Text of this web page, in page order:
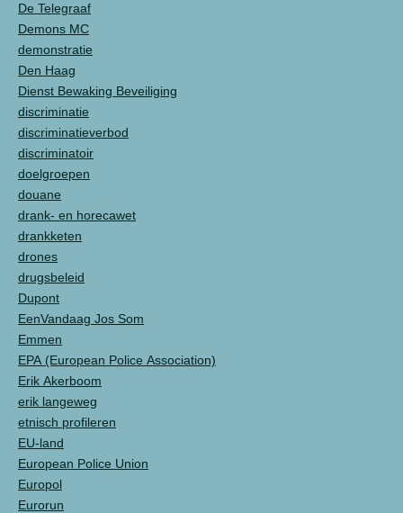
De Telegraaf
Demons MC
demonstratie
Den Haag
Dienst Bewaking Beveiliging
discriminatie
discriminatieverbod
discriminatoir
doelgroepen
douane
drank- en horecawet
drankketen
drones
drugsbeleid
Dupont
EenVandaag Jos Som
Emmen
EPA (European Police Association)
Erik Akerboom
erik langeweg
etnisch profileren
EU-land
European Police Union
Europol
Eurorun